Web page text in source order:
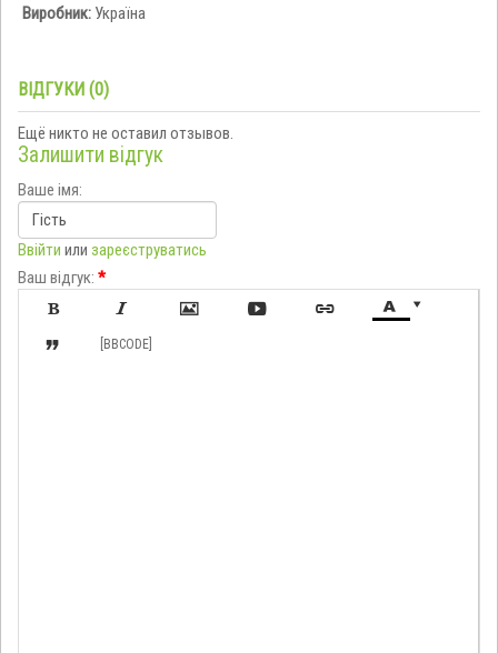
Виробник: Україна
ВІДГУКИ (0)
Ещё никто не оставил отзывов.
Залишити відгук
Ваше імя:
Ввійти или зареєструватись
Ваш відгук: *

     
 [BBCODE]